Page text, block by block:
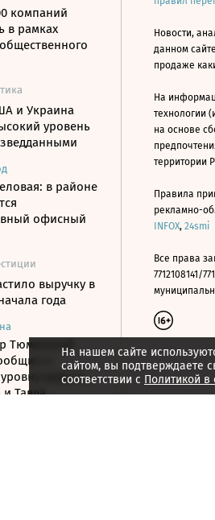
компаний
в рамках
и Украина
уровень
в районе
офисный
выручку в
года
Тюменской
о
воды в
и Тавда
На нашем сайте
сайтом, вы подтверждаете
соответствии с Политикой
Новости,
данном
продаже
На
технологии
на основе
территории
Правила
рекламно-
INFOX, 24smi
Все права
7712108141/